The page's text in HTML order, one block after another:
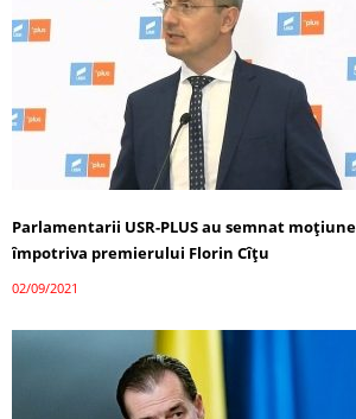
Parlamentarii USR-PLUS au semnat
împotriva premierului Florin Cîțu
02/09/2021